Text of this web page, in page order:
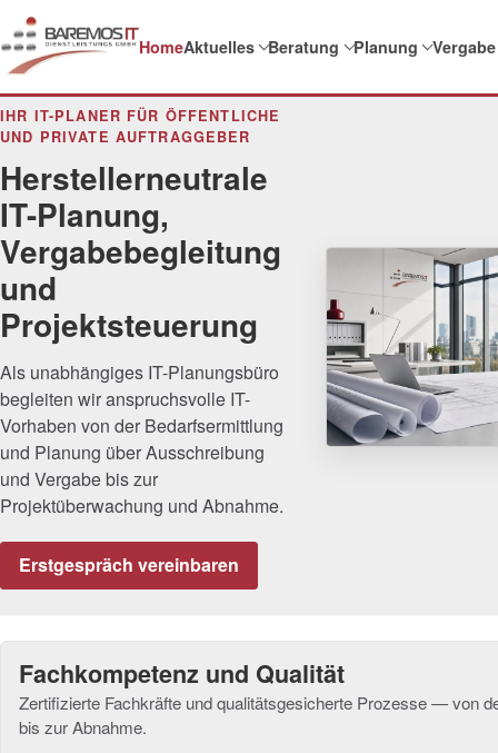
HomeAktuelles Beratung Planung Vergabe
IHR IT-PLANER FÜR ÖFFENTLICHE
UND PRIVATE AUFTRAGGEBER
Herstellerneutrale
IT-Planung,
Vergabebegleitung
und
Projektsteuerung
Als unabhängiges IT-Planungsbüro
begleiten wir anspruchsvolle IT-
Vorhaben von der Bedarfsermittlung
und Planung über Ausschreibung
und Vergabe bis zur
Projektüberwachung und Abnahme.
Erstgespräch vereinbaren
Fachkompetenz und Qualität
Zertifizierte Fachkräfte und qualitätsgesicherte Prozesse — von
bis zur Abnahme.